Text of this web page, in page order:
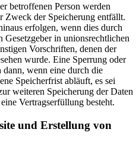
betroffenen Person werden
Zweck der Speicherung entfällt.
erfolgen, wenn dies durch
Gesetzgeber in unionsrechtlichen
Vorschriften, denen der
wurde. Eine Sperrung oder
wenn eine durch die
Speicherfrist abläuft, es sei
weiteren Speicherung der Daten
Vertragserfüllung besteht.
und Erstellung von